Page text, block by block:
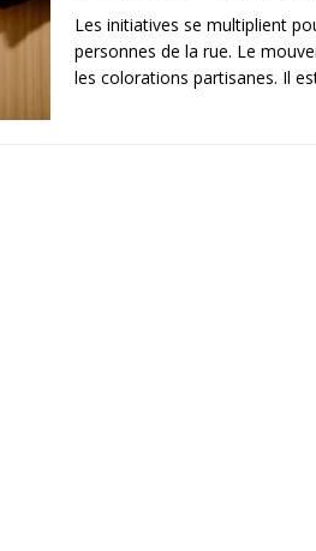
Les initiatives se multiplient
personnes de la rue. Le
les colorations partisanes. Il